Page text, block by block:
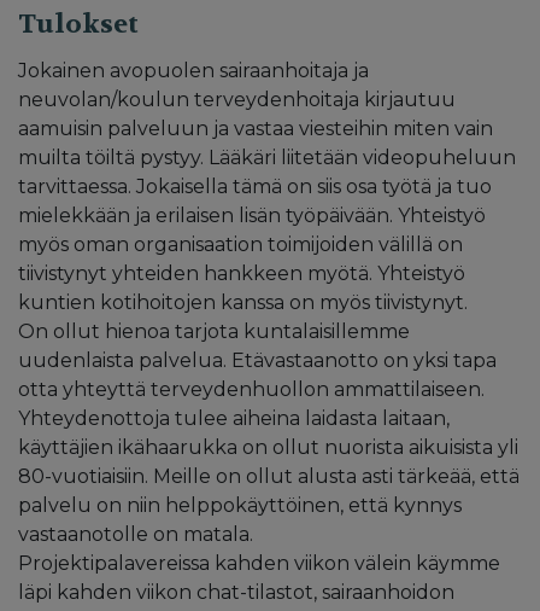
Tulokset
Jokainen avopuolen sairaanhoitaja ja
neuvolan/koulun terveydenhoitaja kirjautuu
aamuisin palveluun ja vastaa viesteihin miten vain
muilta töiltä pystyy. Lääkäri liitetään videopuheluun
tarvittaessa. Jokaisella tämä on siis osa työtä ja tuo
mielekkään ja erilaisen lisän työpäivään. Yhteistyö
myös oman organisaation toimijoiden välillä on
tiivistynyt yhteiden hankkeen myötä. Yhteistyö
kuntien kotihoitojen kanssa on myös tiivistynyt.
On ollut hienoa tarjota kuntalaisillemme
uudenlaista palvelua. Etävastaanotto on yksi tapa
otta yhteyttä terveydenhuollon ammattilaiseen.
Yhteydenottoja tulee aiheina laidasta laitaan,
käyttäjien ikähaarukka on ollut nuorista aikuisista yli
80-vuotiaisiin. Meille on ollut alusta asti tärkeää, että
palvelu on niin helppokäyttöinen, että kynnys
vastaanotolle on matala.
Projektipalavereissa kahden viikon välein käymme
läpi kahden viikon chat-tilastot, sairaanhoidon